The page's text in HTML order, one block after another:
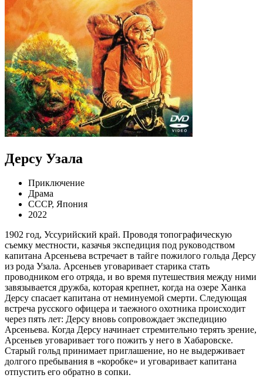
Дерсу Узала
Приключение
Драма
СССР, Япония
2022
1902 год, Уссурийский край. Проводя топографическую
съемку местности, казачья экспедиция под руководством
капитана Арсеньева встречает в тайге пожилого гольда Дерсу
из рода Узала. Арсеньев уговаривает старика стать
проводником его отряда, и во время путешествия между ними
завязывается дружба, которая крепнет, когда на озере Ханка
Дерсу спасает капитана от неминуемой смерти. Следующая
встреча русского офицера и таежного охотника происходит
через пять лет: Дерсу вновь сопровождает экспедицию
Арсеньева. Когда Дерсу начинает стремительно терять зрение,
Арсеньев уговаривает того пожить у него в Хабаровске.
Старый гольд принимает приглашение, но не выдерживает
долгого пребывания в «коробке» и уговаривает капитана
отпустить его обратно в сопки.